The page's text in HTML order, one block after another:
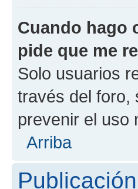
Cuando hago
pide que me
Solo usuarios
través del foro,
prevenir el uso
Arriba